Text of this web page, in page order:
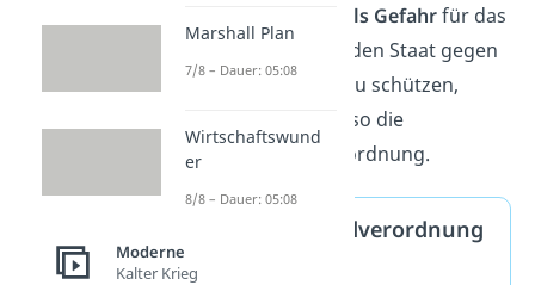
Kommunismus als Gefahrfür das
Deutsche Reich. Um den Staat gegen
den Kommunismus zu schützen,
erließ Hindenburg also die
Reichstagsbrandverordnung.
Reichstagsbrandverordnung
1933
Marshall Plan
7/8 – Dauer: 05:08
Wirtschaftswund
er
8/8 – Dauer: 05:08
Moderne
Kalter Krieg